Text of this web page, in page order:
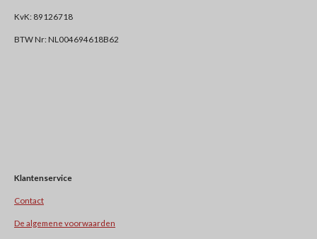
KvK: 89126718
BTW Nr: NL004694618B62
Klantenservice
Contact
De algemene voorwaarden